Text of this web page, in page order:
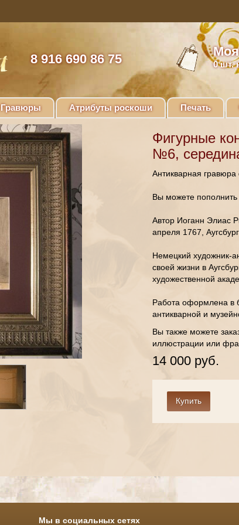
8 916 690 86 75 0шт.
Гравюры Атрибуты роскоши Печать
Фигурные
№6,
Антикварная
Вы можете пополнить
Автор Иоганн Элиас
апреля 1767,
Немецкий художник-
своей жизни в
художественной
Работа оформлена в
антикварной и
Вы также можете
иллюстрации или
14 000 руб.
Мы в социальных сетях